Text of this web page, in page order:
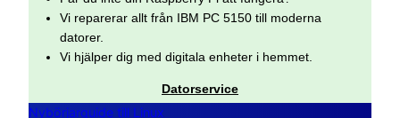
Vi reparerar allt från IBM PC 5150 till moderna
datorer.
Vi hjälper dig med digitala enheter i hemmet.
Datorservice
Nybörjarguide till Linux